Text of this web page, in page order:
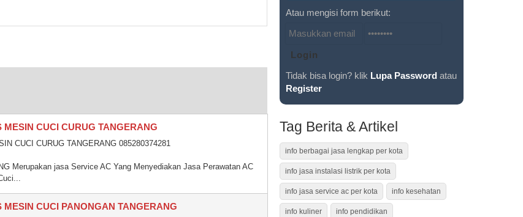
CUCI CURUG TANGERANG
CUCI CURUG TANGERANG 085280374281
Merupakan jasa Service AC Yang Menyediakan Jasa Perawatan AC
CUCI PANONGAN TANGERANG
Atau mengisi form berikut:
Tidak bisa login? klik Lupa Password atau
Register
Tag Berita & Artikel
info berbagai jasa lengkap per kota
info jasa instalasi listrik per kota
info jasa service ac per kota info kesehatan
info kuliner info pendidikan